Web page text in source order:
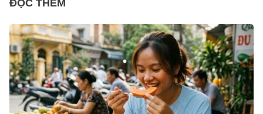
ĐỌC THÊM